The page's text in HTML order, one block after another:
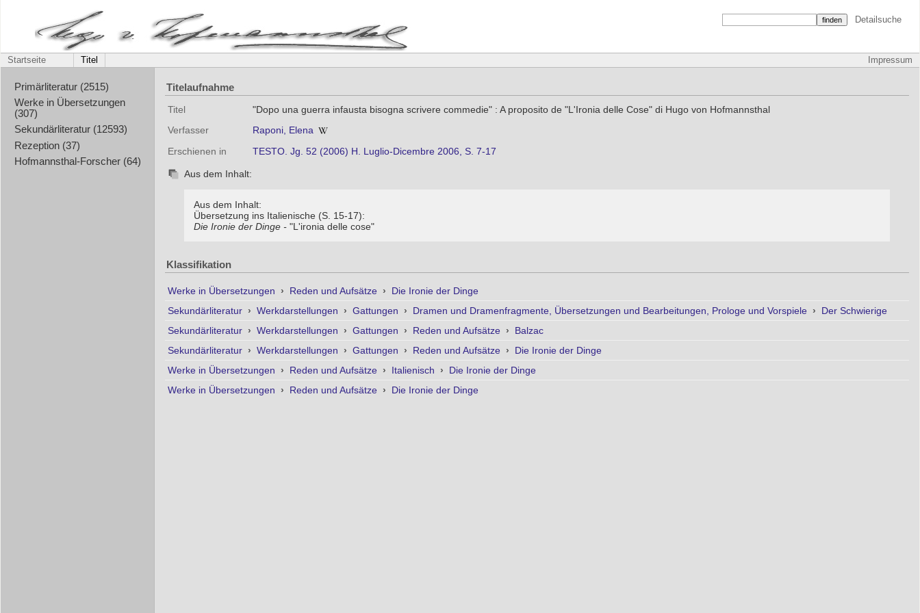
Detailsuche
Impressum
Startseite Titel
Primärliteratur (2515)
Werke in Übersetzungen
(307)
Sekundärliteratur (12593)
Rezeption (37)
Hofmannsthal-Forscher (64)
Titelaufnahme
Titel
"Dopo una guerra infausta bisogna scrivere commedie" : A proposito de "L'Ironia delle Cose" di Hugo von Hofmannsthal
Verfasser
Raponi, Elena
Erschienen in
TESTO. Jg. 52 (2006) H. Luglio-Dicembre 2006, S. 7-17
Aus dem Inhalt:
Aus dem Inhalt:
Übersetzung ins Italienische (S. 15-17):
Die Ironie der Dinge - "L'ironia delle cose"
Klassifikation
Werke in Übersetzungen › Reden und Aufsätze ›
Die Ironie der Dinge
Sekundärliteratur › Werkdarstellungen › Gattungen › Dramen und Dramenfragmente, Übersetzungen und Bearbeitungen, Prologe und Vorspiele ›
Der Schwierige
Sekundärliteratur › Werkdarstellungen › Gattungen › Reden und Aufsätze ›
Balzac
Sekundärliteratur › Werkdarstellungen › Gattungen › Reden und Aufsätze ›
Die Ironie der Dinge
Werke in Übersetzungen
› Reden und Aufsätze › Italienisch ›
Die Ironie der Dinge
Werke in Übersetzungen
› Reden und Aufsätze › Die Ironie der Dinge